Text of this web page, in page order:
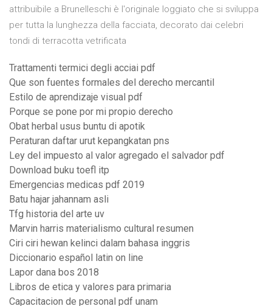
attribuibile a Brunelleschi è l'originale loggiato che si sviluppa
per tutta la lunghezza della facciata, decorato dai celebri
tondi di terracotta vetrificata
Trattamenti termici degli acciai pdf
Que son fuentes formales del derecho mercantil
Estilo de aprendizaje visual pdf
Porque se pone por mi propio derecho
Obat herbal usus buntu di apotik
Peraturan daftar urut kepangkatan pns
Ley del impuesto al valor agregado el salvador pdf
Download buku toefl itp
Emergencias medicas pdf 2019
Batu hajar jahannam asli
Tfg historia del arte uv
Marvin harris materialismo cultural resumen
Ciri ciri hewan kelinci dalam bahasa inggris
Diccionario español latin on line
Lapor dana bos 2018
Libros de etica y valores para primaria
Capacitacion de personal pdf unam